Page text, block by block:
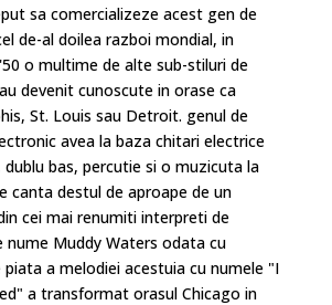
sa comercializeze acest gen de
de-al doilea razboi mondial, in
o multime de alte sub-stiluri de
devenit cunoscute in orase ca
St. Louis sau Detroit. genul de
avea la baza chitari electrice
bas, percutie si o muzicuta la
canta destul de aproape de un
cei mai renumiti interpreti de
nume Muddy Waters odata cu
a melodiei acestuia cu numele "I
a transformat orasul Chicago in